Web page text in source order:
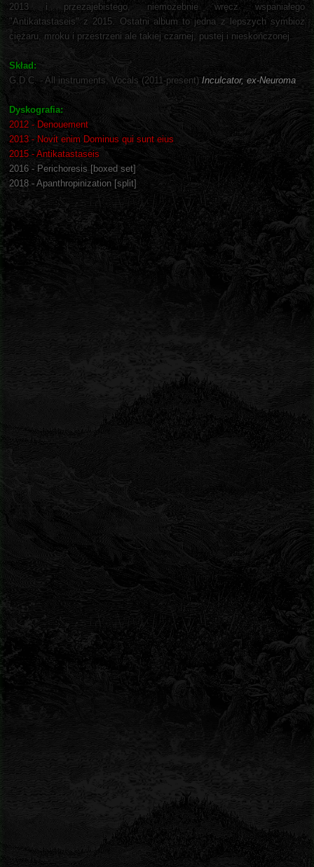
2013 i przezajebistego, niemożebnie wręcz wspaniałego
"Antikatastaseis" z 2015. Ostatni album to jedna z lepszych symbioz
ciężaru, mroku i przestrzeni ale takiej czarnej, pustej i nieskończonej.
Skład:
G.D.C. - All instruments, Vocals (2011-present) Inculcator, ex-Neuroma
Dyskografia:
2012 - Denouement
2013 - Novit enim Dominus qui sunt eius
2015 - Antikatastaseis
2016 - Perichoresis [boxed set]
2018 - Apanthropinization [split]